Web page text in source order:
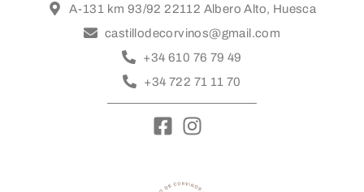
A-131 km 93/92 22112 Albero Alto, Huesca
castillodecorvinos@gmail.com
+34 610 76 79 49
+34 722 71 11 70